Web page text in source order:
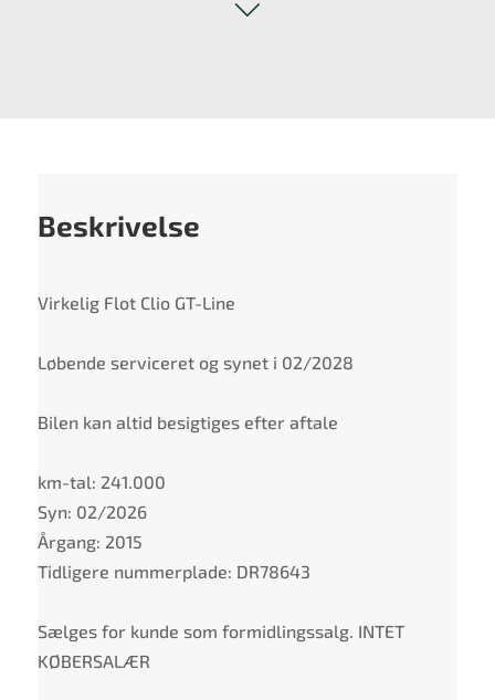
Beskrivelse
Virkelig Flot Clio GT-Line
Løbende serviceret og synet i 02/2028
Bilen kan altid besigtiges efter aftale
km-tal: 241.000
Syn: 02/2026
Årgang: 2015
Tidligere nummerplade: DR78643
Sælges for kunde som formidlingssalg. INTET
KØBERSALÆR